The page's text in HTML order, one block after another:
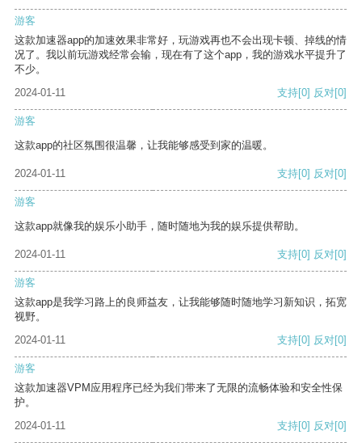
游客
这款加速器app的加速效果非常好，玩游戏再也不会出现卡顿、掉线的情
况了。我以前玩游戏经常会输，现在有了这个app，我的游戏水平提升了
不少。
2024-01-11
支持[0] 反对[0]
游客
这款app的社区氛围很温馨，让我能够感受到家的温暖。
2024-01-11 支持[0] 反对[0]
游客
这款app就像我的娱乐小助手，随时随地为我的娱乐提供帮助。
2024-01-11 支持[0] 反对[0]
游客
这款app是我学习路上的良师益友，让我能够随时随地学习新知识，拓宽
视野。
2024-01-11
支持[0] 反对[0]
游客
这款加速器VPM应用程序已经为我们带来了无限的流畅体验和安全性保
护。
2024-01-11
支持[0] 反对[0]